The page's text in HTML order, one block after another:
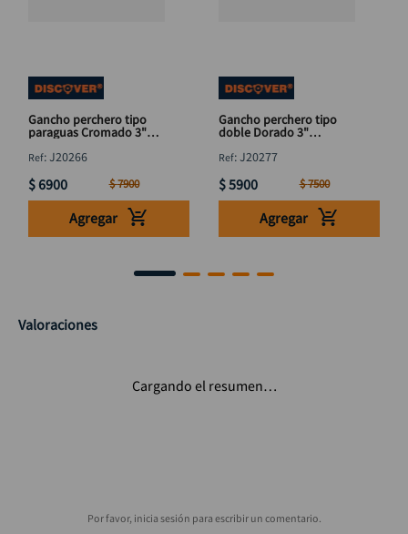
Gancho perchero tipo
paraguas Cromado 3"
:J20266
$6900 $7900
Agregar
Gancho perchero tipo
doble Dorado 3"
:J20277
$5900 $7500
Agregar
Valoraciones
Cargando el resumen…